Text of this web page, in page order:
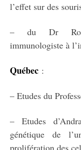
l’effet sur des
– du Dr
immunologiste à
Québec :
– Etudes du
– Etudes
génétique de
prolifération des